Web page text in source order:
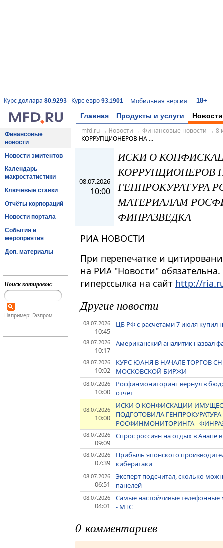
Курс доллара 80.9293 Курс евро 93.1901 Мобильная версия 18+
Главная Продукты и услуги Новости
Финансовые
новости
Новости эмитентов
Календарь
макростатистики
Ключевые ставки
Отчёты корпораций
Новости портала
События и
мероприятия
Доп. материалы
Поиск котировок:
Например: Газпром
mfd.ru→ Новости → Финансовые новости → 8
КОРРУПЦИОНЕРОВ НА ...
08.07.2026
10:00
ИСКИ О
КОРРУПЦИОНЕРОВ
ГЕНПРОКУРАТУРА
МАТЕРИАЛАМ
ФИНРАЗВЕДКА
РИА НОВОСТИ
При перепечатке и
на РИА "Новости"
гиперссылка на сайт http://
Другие новости
08.07.2026
10:45
ЦБ РФ с расчетами 7 июля купил
08.07.2026
10:17
Американский аналитик назвал
08.07.2026
10:02
КУРС ЮАНЯ В НАЧАЛЕ ТОРГОВ
МОСКОВСКОЙ БИРЖИ
08.07.2026
10:00
Росфинмониторинг вернул в
отчет
08.07.2026
10:00
ИСКИ О КОНФИСКАЦИИ
ПОДГОТОВИЛА
РОСФИНМОНИТОРИНГА -
08.07.2026
09:09
Спрос россиян на отдых в Анапе
08.07.2026
07:39
Прибыль японского
кибератаки
08.07.2026
06:51
Эксперт подсчитал, сколько
панелей
08.07.2026
04:01
Самые настойчивые телефонные
- МТС
0 комментариев